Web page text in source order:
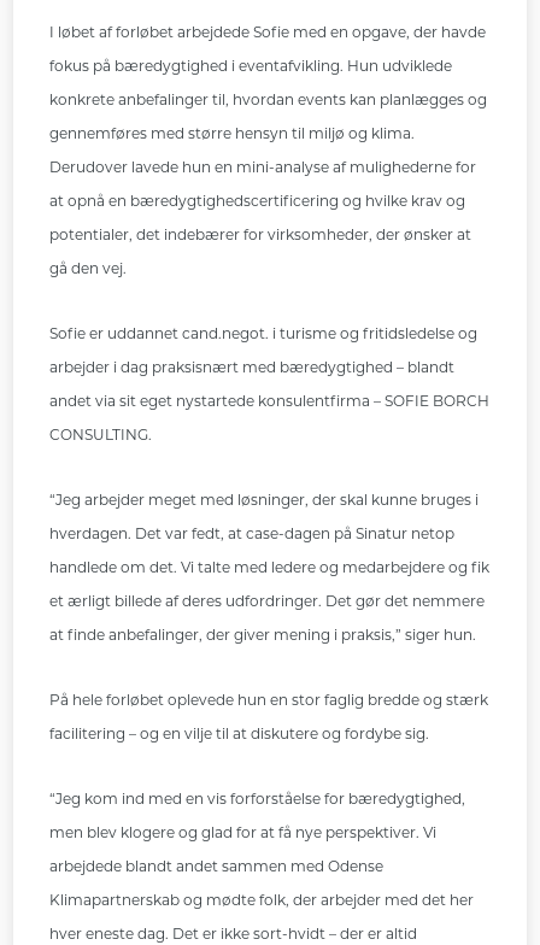
I løbet af forløbet arbejdede Sofie med en opgave, der havde
fokus på bæredygtighed i eventafvikling. Hun udviklede
konkrete anbefalinger til, hvordan events kan planlægges og
gennemføres med større hensyn til miljø og klima.
Derudover lavede hun en mini-analyse af mulighederne for
at opnå en bæredygtighedscertificering og hvilke krav og
potentialer, det indebærer for virksomheder, der ønsker at
gå den vej.
Sofie er uddannet cand.negot. i turisme og fritidsledelse og
arbejder i dag praksisnært med bæredygtighed – blandt
andet via sit eget nystartede konsulentfirma – SOFIE BORCH
CONSULTING.
“Jeg arbejder meget med løsninger, der skal kunne bruges i
hverdagen. Det var fedt, at case-dagen på Sinatur netop
handlede om det. Vi talte med ledere og medarbejdere og fik
et ærligt billede af deres udfordringer. Det gør det nemmere
at finde anbefalinger, der giver mening i praksis,” siger hun.
På hele forløbet oplevede hun en stor faglig bredde og stærk
facilitering – og en vilje til at diskutere og fordybe sig.
“Jeg kom ind med en vis forforståelse for bæredygtighed,
men blev klogere og glad for at få nye perspektiver. Vi
arbejdede blandt andet sammen med Odense
Klimapartnerskab og mødte folk, der arbejder med det her
hver eneste dag. Det er ikke sort-hvidt – der er altid